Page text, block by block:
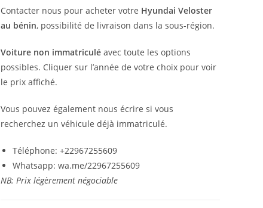
Contacter nous pour acheter votre Hyundai Veloster
au bénin, possibilité de livraison dans la sous-région.
Voiture non immatriculé avec toute les options
possibles. Cliquer sur l’année de votre choix pour voir
le prix affiché.
Vous pouvez également nous écrire si vous
recherchez un véhicule déjà immatriculé.
Téléphone: +22967255609
Whatsapp: wa.me/22967255609
NB: Prix légèrement négociable